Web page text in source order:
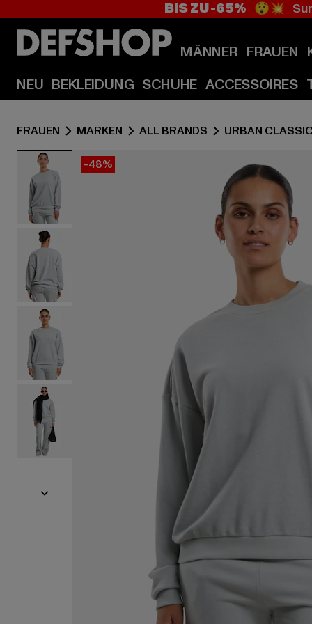
BIS ZU -65% 😲💥
MÄNNER FRAUEN
NEU BEKLEIDUNG SCHUHE ACCESSOIRES
FRAUEN MARKEN ALL BRANDS URBAN
-48%